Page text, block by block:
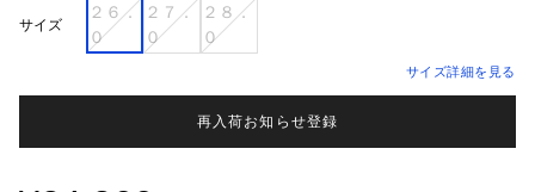
サイズ
２６．
０
２７．
０
２８．
０
サイズ詳細を見る
再入荷お知らせ登録